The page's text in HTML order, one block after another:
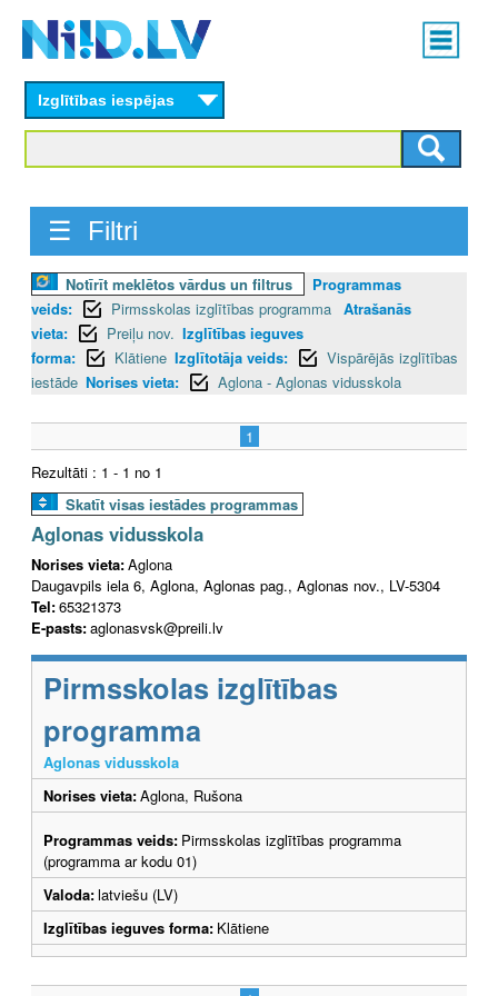
content
Main
menu
Izglītības iespējas
☰ Filtri
Notīrīt meklētos vārdus un filtrus
Programmas
veids:
Pirmsskolas izglītības programma Atrašanās
vieta:
Preiļu nov. Izglītības ieguves
forma:
Klātiene Izglītotāja veids:
Vispārējās izglītības
iestāde Norises vieta: Aglona - Aglonas vidusskola
1
Rezultāti : 1 - 1 no 1
Skatīt visas iestādes programmas
Aglonas vidusskola
Norises vieta:Aglona
Daugavpils iela 6, Aglona, Aglonas pag., Aglonas nov., LV-5304
Tel:65321373
E-pasts:aglonasvsk@preili.lv
Pirmsskolas izglītības
programma
Aglonas vidusskola
Norises vieta:Aglona, Rušona
Programmas veids: Pirmsskolas izglītības programma
(programma ar kodu 01)
Valoda:latviešu (LV)
Izglītības ieguves forma: Klātiene